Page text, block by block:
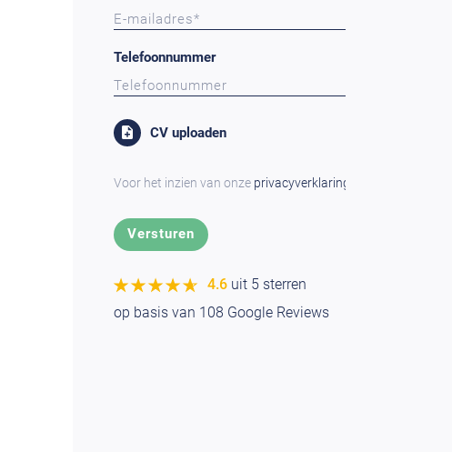
Telefoonnummer
CV uploaden
Voor het inzien van onze privacyverklaring
★★★★★
★★★★★ 4.6 uit 5 sterren
op basis van 108 Google Reviews